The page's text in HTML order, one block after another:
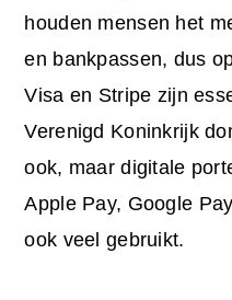
houden mensen het
en bankpassen, dus
Visa en Stripe zijn
Verenigd Koninkrijk
ook, maar digitale
Apple Pay, Google
ook veel gebruikt.